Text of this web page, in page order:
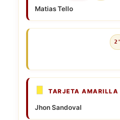
Matias Tello
2'
TARJETA AMARILLA
Jhon Sandoval